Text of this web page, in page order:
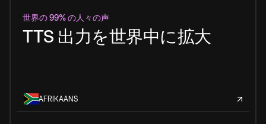
世界の 99% の人々の声
TTS 出力を世界中に拡大
AFRIKAANS